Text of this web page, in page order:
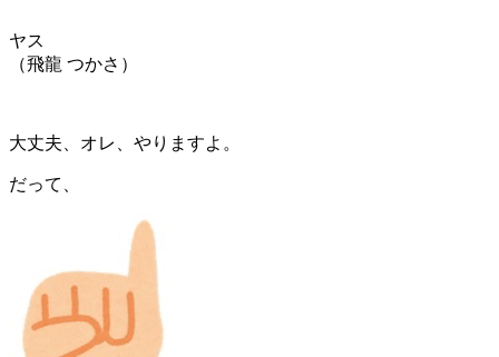
ヤス
（飛龍 つかさ）
大丈夫、オレ、やりますよ。
だって、